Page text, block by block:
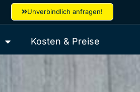
Unverbindlich anfragen!
Kosten & Preise